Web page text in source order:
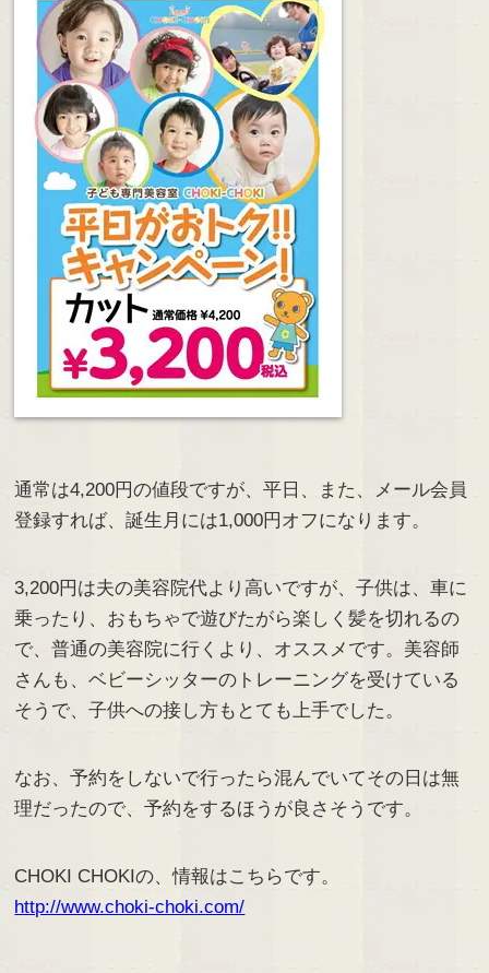
通常は4,200円の値段ですが、平日、また、メール会員
登録すれば、誕生月には1,000円オフになります。
3,200円は夫の美容院代より高いですが、子供は、車に
乗ったり、おもちゃで遊びたがら楽しく髪を切れるの
で、普通の美容院に行くより、オススメです。美容師
さんも、ベビーシッターのトレーニングを受けている
そうで、子供への接し方もとても上手でした。
なお、予約をしないで行ったら混んでいてその日は無
理だったので、予約をするほうが良さそうです。
CHOKI CHOKIの、情報はこちらです。
http://www.choki-choki.com/